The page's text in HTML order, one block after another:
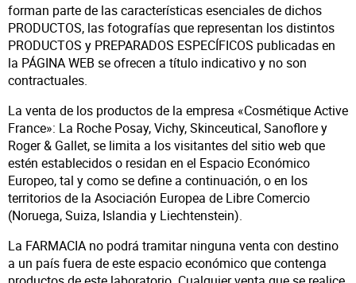
forman parte de las características esenciales de dichos
PRODUCTOS, las fotografías que representan los distintos
PRODUCTOS y PREPARADOS ESPECÍFICOS publicadas en
la PÁGINA WEB se ofrecen a título indicativo y no son
contractuales.
La venta de los productos de la empresa «Cosmétique Active
France»: La Roche Posay, Vichy, Skinceutical, Sanoflore y
Roger & Gallet, se limita a los visitantes del sitio web que
estén establecidos o residan en el Espacio Económico
Europeo, tal y como se define a continuación, o en los
territorios de la Asociación Europea de Libre Comercio
(Noruega, Suiza, Islandia y Liechtenstein).
La FARMACIA no podrá tramitar ninguna venta con destino
a un país fuera de este espacio económico que contenga